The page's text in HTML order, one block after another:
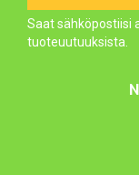
Saat sähköpostiisi
tuoteuutuuksista.